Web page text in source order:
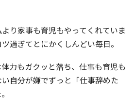
り家事も育児もやってくれていま
過ぎてとにかくしんどい毎日。
力もガクッと落ち、仕事も育児も
自分が嫌でずっと「仕事辞めた